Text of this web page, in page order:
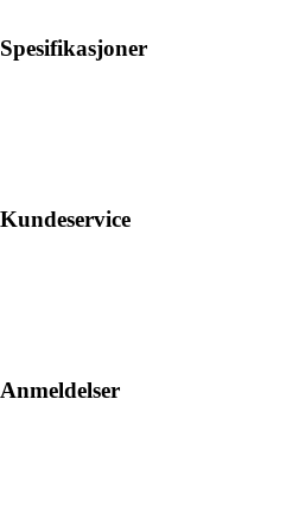
Spesifikasjoner
Kundeservice
Anmeldelser